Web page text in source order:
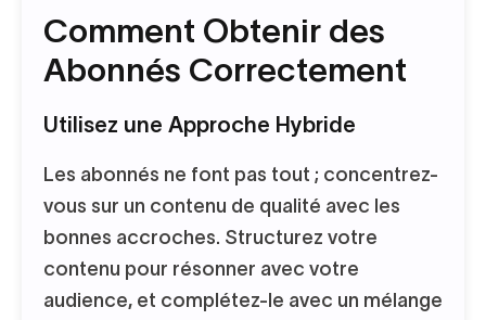
Comment Obtenir des
Abonnés Correctement
Utilisez une Approche Hybride
Les abonnés ne font pas tout ; concentrez-
vous sur un contenu de qualité avec les
bonnes accroches. Structurez votre
contenu pour résonner avec votre
audience, et complétez-le avec un mélange